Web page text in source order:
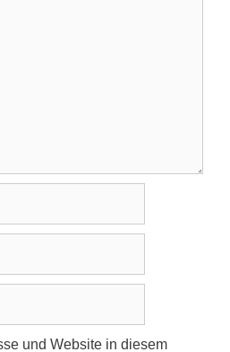
und Website in diesem